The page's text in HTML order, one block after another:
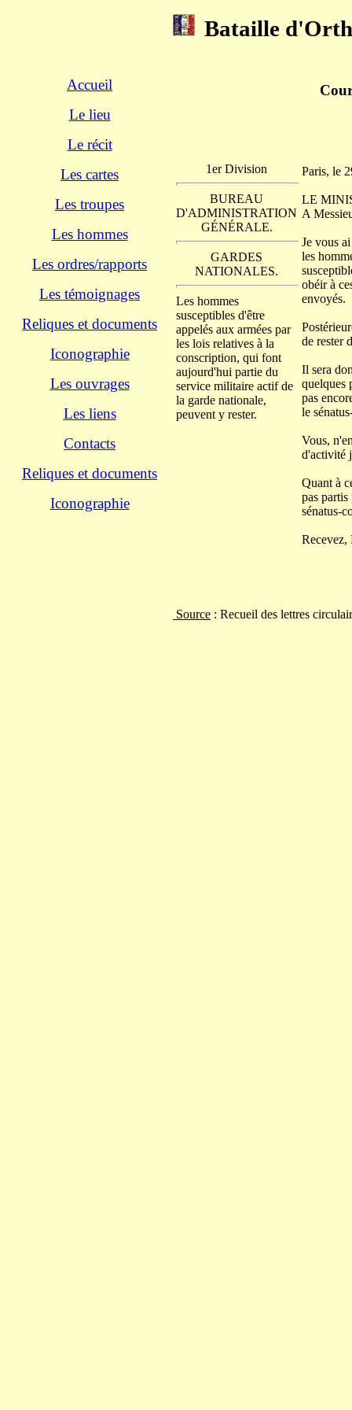
Bataille
Accueil
Le lieu
Le récit
Les cartes
Les troupes
Les hommes
Les ordres/rapports
Les témoignages
Reliques et documents
Iconographie
Les ouvrages
Les liens
Contacts
Reliques et documents
Iconographie
1er Division
BUREAU
D'ADMINISTRATION
GÉNÉRALE.
GARDES
NATIONALES.
Les hommes
susceptibles d'être
appelés aux armées par
les lois relatives à la
conscription, qui font
aujourd'hui partie du
service militaire actif de
la garde nationale,
peuvent y rester.
Paris, le
LE
A
Je vous
les
obéir à
envoyés.
de rester
Il sera
quelques
pas
le
Vous,
d'activité
Quant à
pas
sénatus-
Recevez,
Source : Recueil des lettres